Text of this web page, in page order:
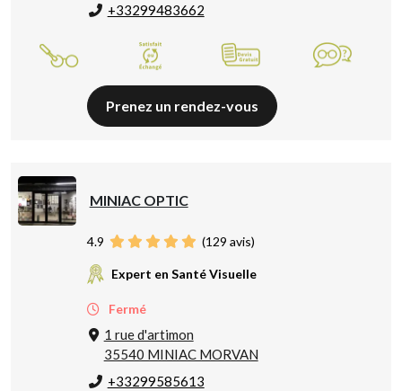
+33299483662
Prenez un rendez-vous
MINIAC OPTIC
4.9 (129 avis)
Expert en Santé Visuelle
Fermé
1 rue d'artimon
35540 MINIAC MORVAN
+33299585613